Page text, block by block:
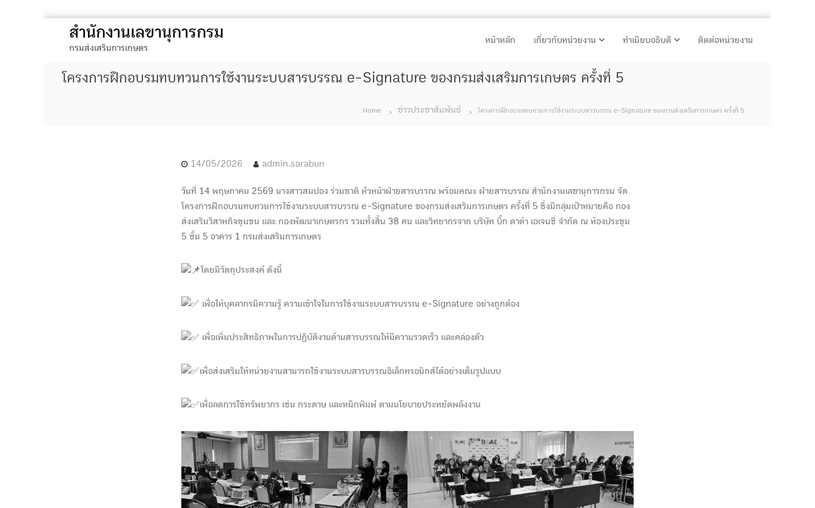
สำนักงานเลขานุการกรม
กรมส่งเสริมการเกษตร
หน้าหลัก เกี่ยวกับหน่วยงาน ทำเนียบอธิบดี ติดต่อหน่วยงาน
โครงการฝึกอบรมทบทวนการใช้งานระบบสารบรรณ e-Signature ของกรมส่งเสริมการเกษตร ครั้งที่ 5
Home ข่าวประชาสัมพันธ์ โครงการฝึกอบรมทบทวนการใช้งานระบบสารบรรณ e-Signature ของกรมส่งเสริมการเกษตร ครั้งที่ 5
14/05/2026 admin.sarabun
วันที่ 14 พฤษภาคม 2569 นางสาวสมปอง ร่วมชาติ หัวหน้าฝ่ายสารบรรณ พร้อมคณะ ฝ่ายสารบรรณ สำนักงานเลขานุการกรม จัด
โครงการฝึกอบรมทบทวนการใช้งานระบบสารบรรณ e-Signature ของกรมส่งเสริมการเกษตร ครั้งที่ 5 ซึ่งมีกลุ่มเป้าหมายคือ กอง
ส่งเสริมวิสาหกิจชุมชน และ กองพัฒนาเกษตรกร รวมทั้งสิ้น 38 คน และวิทยากรจาก บริษัท บิ๊ก ดาต้า เอเจนซี่ จำกัด ณ ห้องประชุม
5 ชั้น 5 อาคาร 1 กรมส่งเสริมการเกษตร
โดยมีวัตถุประสงค์ ดังนี้
เพื่อให้บุคลากรมีความรู้ ความเข้าใจในการใช้งานระบบสารบรรณ e-Signature อย่างถูกต้อง
เพื่อเพิ่มประสิทธิภาพในการปฏิบัติงานด้านสารบรรณให้มีความรวดเร็ว และคล่องตัว
เพื่อส่งเสริมให้หน่วยงานสามารถใช้งานระบบสารบรรณอิเล็กทรอนิกส์ได้อย่างเต็มรูปแบบ
เพื่อลดการใช้ทรัพยากร เช่น กระดาษ และหมึกพิมพ์ ตามนโยบายประหยัดพลังงาน